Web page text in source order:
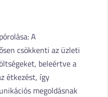
A
csökkenti az üzleti
beleértve a
étkezést, így
megoldásnak